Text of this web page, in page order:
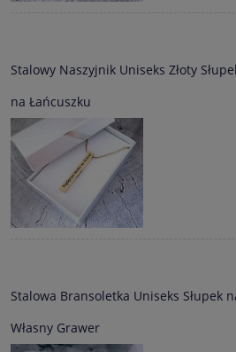
Stalowy Naszyjnik Uniseks Złoty
na Łańcuszku
Stalowa Bransoletka Uniseks Słupek
Własny Grawer